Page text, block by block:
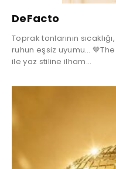
DeFacto
Toprak tonlarının
ruhun eşsiz uyumu…
ile yaz stiline ilham...